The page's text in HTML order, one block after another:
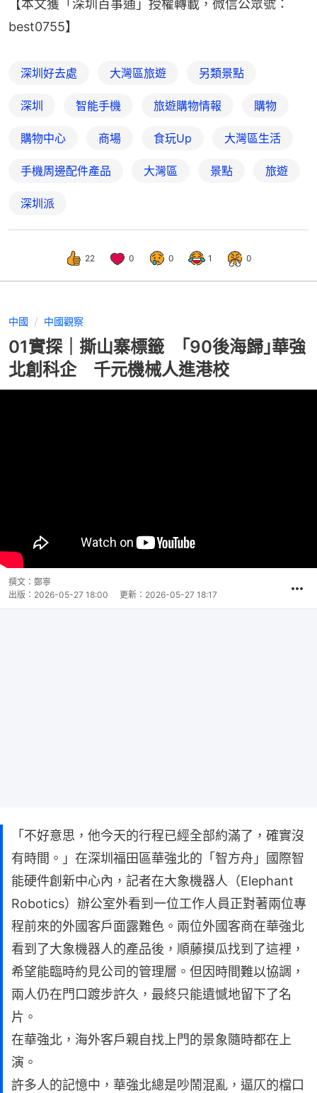
【本文獲「深圳百事通」授權轉載，微信公眾號：
best0755】
深圳好去處 大灣區旅遊 另類景點
深圳 智能手機 旅遊購物情報 購物
購物中心 商場 食玩Up 大灣區生活
手機周邊配件產品 大灣區 景點 旅遊
深圳派
22 0 0 1 0
中國 中國觀察
01實探｜撕山寨標籤 ｢90後海歸｣華強
北創科企 千元機械人進港校
撰文： 鄭寧
出版： 2026-05-27 18:00 更新： 2026-05-27 18:17
「不好意思，他今天的行程已經全部約滿了，確實沒
有時間。」在深圳福田區華強北的「智方舟」國際智
能硬件創新中心內，記者在大象機器人（Elephant
Robotics）辦公室外看到一位工作人員正對著兩位專
程前來的外國客戶面露難色。兩位外國客商在華強北
看到了大象機器人的產品後，順藤摸瓜找到了這裡，
希望能臨時約見公司的管理層。但因時間難以協調，
兩人仍在門口踱步許久，最終只能遺憾地留下了名
片。
在華強北，海外客戶親自找上門的景象隨時都在上
演。
許多人的記憶中，華強北總是吵鬧混亂，逼仄的檔口